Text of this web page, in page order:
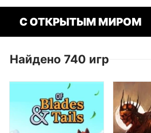
С ОТКРЫТЫМ МИРОМ
Найдено 740 игр